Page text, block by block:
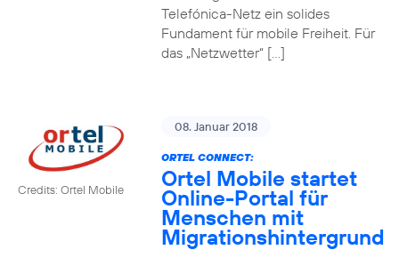
Telefónica-Netz ein solides
Fundament für mobile Freiheit. Für
das „Netzwetter“ […]
Credits: Ortel Mobile
08. Januar 2018
ORTEL CONNECT:
Ortel Mobile startet
Online-Portal für
Menschen mit
Migrationshintergrund